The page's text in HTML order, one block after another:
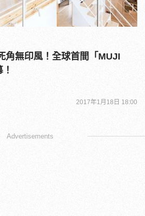
角無印風！全球首間「MUJI
2017年1月18日 18:00
Advertisements